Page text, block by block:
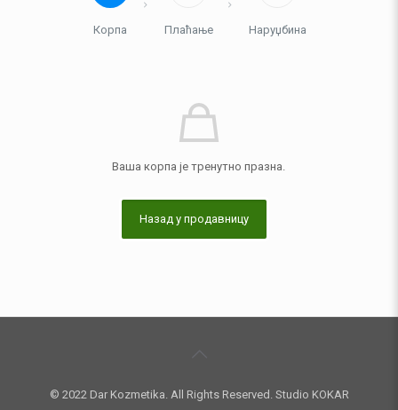
Корпа Плаћање Наруџбина
Ваша корпа је тренутно празна.
Назад у продавницу
© 2022 Dar Kozmetika. All Rights Reserved. Studio KOKAR